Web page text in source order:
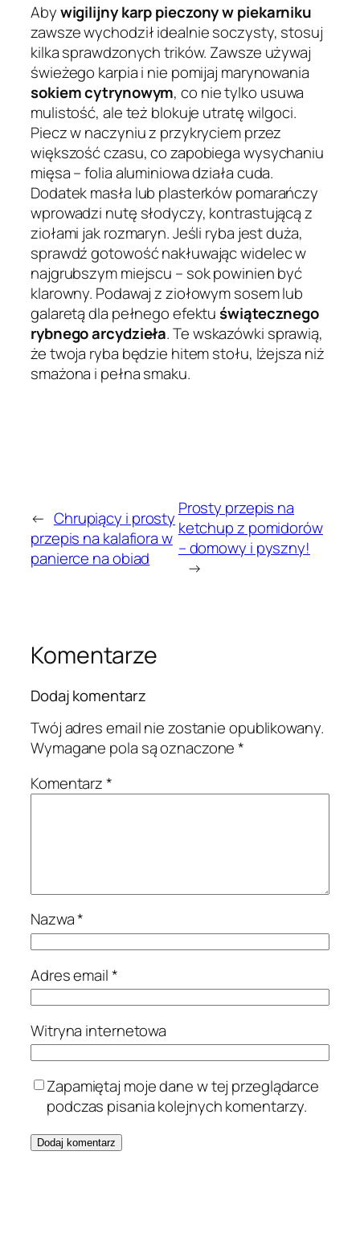
Abywigilijny karp pieczony w piekarniku
zawsze wychodził idealnie soczysty, stosuj
kilka sprawdzonych trików. Zawsze używaj
świeżego karpia i nie pomijaj marynowania
sokiem cytrynowym, co nie tylko usuwa
mulistość, ale też blokuje utratę wilgoci.
Piecz w naczyniu z przykryciem przez
większość czasu, co zapobiega wysychaniu
mięsa – folia aluminiowa działa cuda.
Dodatek masła lub plasterków pomarańczy
wprowadzi nutę słodyczy, kontrastującą z
ziołami jak rozmaryn. Jeśli ryba jest duża,
sprawdź gotowość nakłuwając widelec w
najgrubszym miejscu – sok powinien być
klarowny. Podawaj z ziołowym sosem lub
galaretą dla pełnego efektuświątecznego
rybnego arcydzieła. Te wskazówki sprawią,
że twoja ryba będzie hitem stołu, lżejsza niż
smażona i pełna smaku.
← Chrupiący i prosty
przepis na kalafiora w
panierce na obiad
Prosty przepis na
ketchup z pomidorów
– domowy i pyszny!
→
Komentarze
Dodaj komentarz
Twój adres email nie zostanie opublikowany.
Wymagane pola są oznaczone*
Komentarz*
Nazwa*
Adres email*
Witryna internetowa
Zapamiętaj moje dane w tej przeglądarce
podczas pisania kolejnych komentarzy.